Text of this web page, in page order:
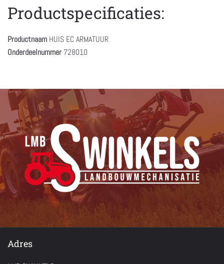
Productspecificaties:
Productnaam HUIS EC ARMATUUR
Onderdeelnummer 728010
Adres